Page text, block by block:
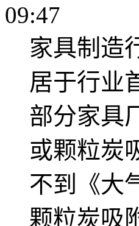
09:47
家具制造
居于行业
部分家具
或颗粒炭
不到《大
颗粒炭吸